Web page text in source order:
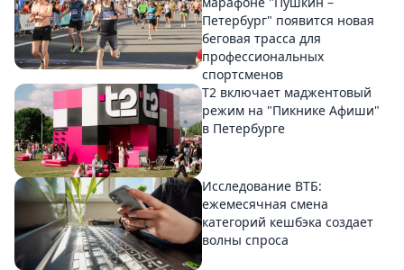
Петербург" появится новая
беговая трасса для
профессиональных
спортсменов
Т2 включает маджентовый
режим на "Пикнике Афиши"
в Петербурге
Исследование ВТБ:
ежемесячная смена
категорий кешбэка создает
волны спроса